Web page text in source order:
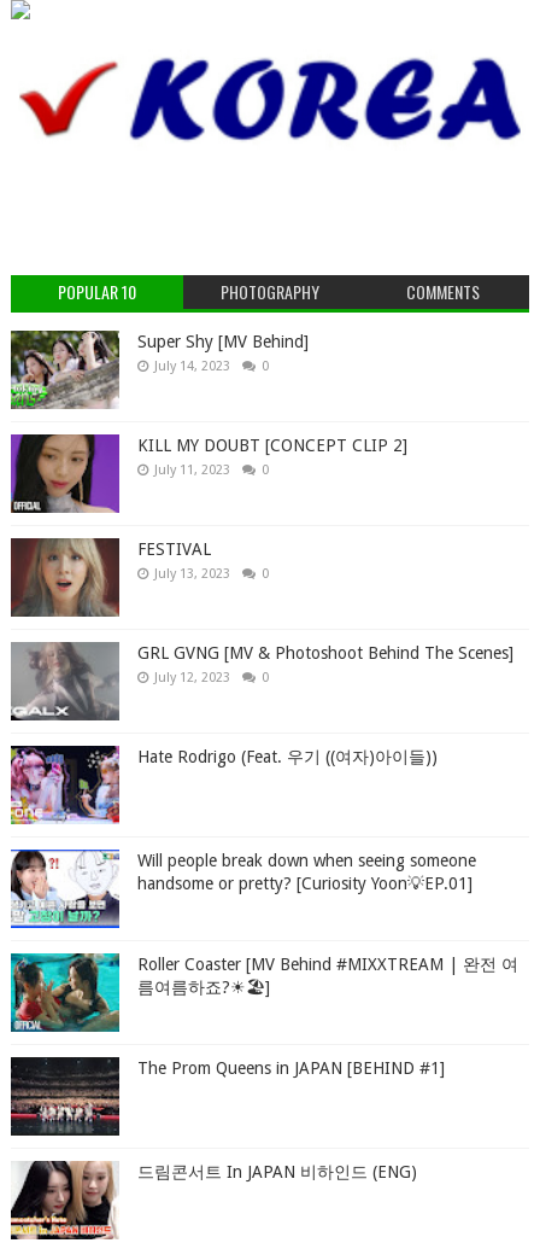
POPULAR 10 PHOTOGRAPHY COMMENTS
Super Shy [MV Behind]
July 14, 2023 0
KILL MY DOUBT [CONCEPT CLIP 2]
July 11, 2023 0
FESTIVAL
July 13, 2023 0
GRL GVNG [MV & Photoshoot Behind The Scenes]
July 12, 2023 0
Hate Rodrigo (Feat. 우기 ((여자)아이들))
Will people break down when seeing someone
handsome or pretty? [Curiosity Yoon💡EP.01]
Roller Coaster [MV Behind #MIXXTREAM | 완전 여
름여름하죠?☀🏖]
The Prom Queens in JAPAN [BEHIND #1]
드림콘서트 In JAPAN 비하인드 (ENG)